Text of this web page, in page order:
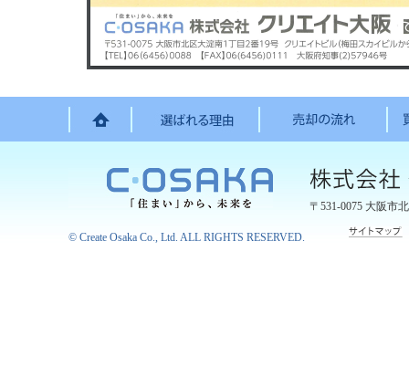
〒531-0075 大阪市
© Create Osaka Co., Ltd. ALL RIGHTS RESERVED.